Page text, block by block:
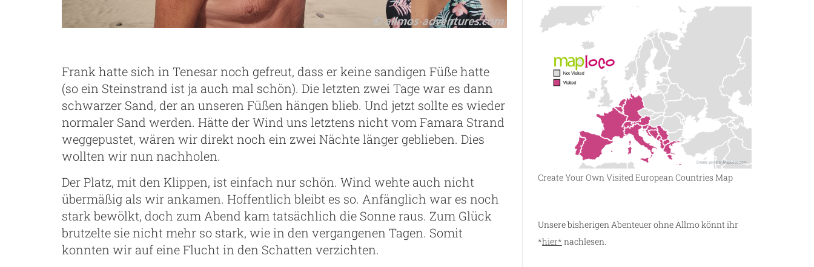
Frank hatte sich in Tenesar noch gefreut, dass er keine sandigen Füße hatte
(so ein Steinstrand ist ja auch mal schön). Die letzten zwei Tage war es dann
schwarzer Sand, der an unseren Füßen hängen blieb. Und jetzt sollte es wieder
normaler Sand werden. Hätte der Wind uns letztens nicht vom Famara Strand
weggepustet, wären wir direkt noch ein zwei Nächte länger geblieben. Dies
wollten wir nun nachholen.
Der Platz, mit den Klippen, ist einfach nur schön. Wind wehte auch nicht
übermäßig als wir ankamen. Hoffentlich bleibt es so. Anfänglich war es noch
stark bewölkt, doch zum Abend kam tatsächlich die Sonne raus. Zum Glück
brutzelte sie nicht mehr so stark, wie in den vergangenen Tagen. Somit
konnten wir auf eine Flucht in den Schatten verzichten.
Create Your Own Visited European Countries Map
Unsere bisherigen Abenteuer ohne Allmo könnt ihr
*hier* nachlesen.